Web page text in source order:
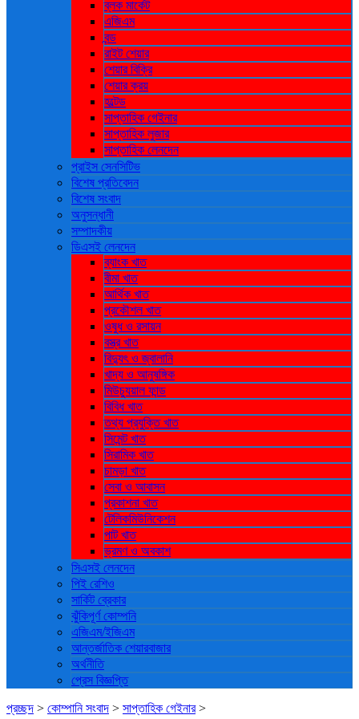
ব্লক মার্কেট
এজিএম
বন্ড
রাইট শেয়ার
শেয়ার বিক্রি
শেয়ার ক্রয়
হল্টেড
সাপ্তাহিক গেইনার
সাপ্তাহিক লুজার
সাপ্তাহিক লেনদেন
প্রাইস সেনসিটিভ
বিশেষ প্রতিবেদন
বিশেষ সংবাদ
অনুসন্ধানী
সম্পাদকীয়
ডিএসই লেনদেন
ব্যাংক খাত
বীমা খাত
আর্থিক খাত
প্রকৌশল খাত
ওষুধ ও রসায়ন
বস্ত্র খাত
বিদ্যুৎ ও জ্বালানি
খাদ্য ও আনুষঙ্গিক
মিউচ্যুয়াল ফান্ড
বিবিধ খাত
তথ্য প্রযুক্তি খাত
সিমেন্ট খাত
সিরামিক খাত
চামড়া খাত
সেবা ও আবাসন
প্রকাশনা খাত
টেলিকমিউনিকেশন
পাট খাত
ভ্রমণ ও ‍অবকাশ
সিএসই লেনদেন
পিই রেশিও
সার্কিট ব্রেকার
ঝুঁকিপূর্ণ কোম্পনি
এজিএম/ইজিএম
আন্তর্জাতিক শেয়ারবাজার
অর্থনীতি
প্রেস বিজ্ঞপ্তি
প্রচ্ছদ > কোম্পানি সংবাদ > সাপ্তাহিক গেইনার>